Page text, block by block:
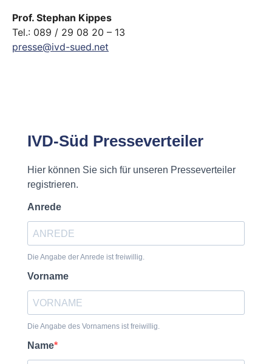
Prof. Stephan Kippes
Tel.: 089 / 29 08 20 – 13
presse@ivd-sued.net